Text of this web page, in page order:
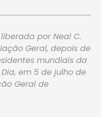
por Neal C.
Geral, depois de
mundiais da
em 5 de julho de
Geral de